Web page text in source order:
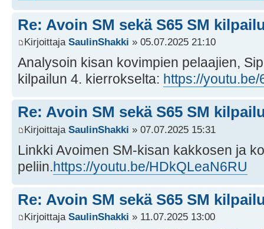
Re: Avoin SM sekä S65 SM
Kirjoittaja SaulinShakki » 05.07.2025 21:10
Analysoin kisan kovimpien pelaajien,
kilpailun 4. kierrokselta: https://
Re: Avoin SM sekä S65 SM
Kirjoittaja SaulinShakki » 07.07.2025 15:31
Linkki Avoimen SM-kisan kakkosen ja
peliin.https://youtu.be/HDkQLeaN6RU
Re: Avoin SM sekä S65 SM
Kirjoittaja SaulinShakki » 11.07.2025 13:00